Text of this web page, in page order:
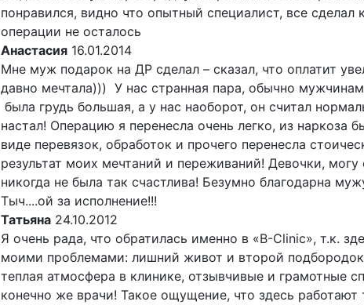
понравился, видно что опытный специалист, все сделал
операции не осталось
Анастасия 16.01.2014
Мне муж подарок на ДР сделал – сказал, что оплатит
давно мечтала))) У нас странная пара, обычно
была грудь большая, а у нас наоборот, он считал
настал! Операцию я перенесла очень легко, из наркоза
виде перевязок, обработок и прочего перенесла
результат моих мечтаний и переживаний! Девочки, могу
никогда не была так счастлива! Безумно благодарна
Тыч....ой за исполнение!!!
Татьяна 24.10.2012
Я очень рада, что обратилась именно в «B-Clinic», т.к.
моими проблемами: лишний живот и второй
теплая атмосфера в клинике, отзывчивые и грамотные
конечно же врачи! Такое ощущение, что здесь